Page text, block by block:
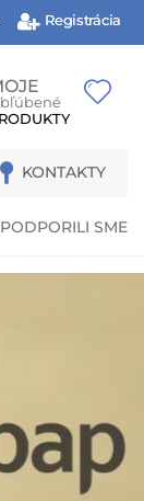
Registrácia
KONTAKTY
PODPORILI SME